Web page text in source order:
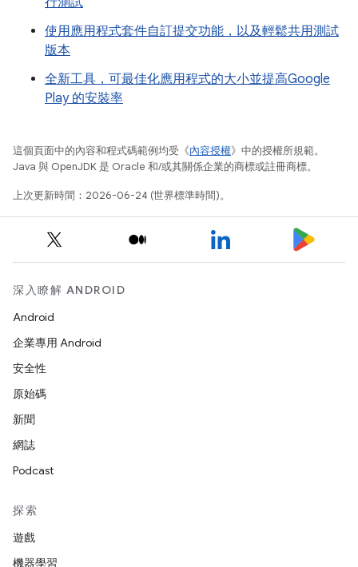
使用應用程式套件自訂提交功能，以及輕鬆共用測試
版本
全新工具，可最佳化應用程式的大小並提高Google
Play 的安裝率
這個頁面中的內容和程式碼範例均受《內容授權》中的授權所規範。
Java 與 OpenJDK 是 Oracle 和/或其關係企業的商標或註冊商標。
上次更新時間：2026-06-24 (世界標準時間)。
深入瞭解 ANDROID
Android
企業專用 Android
安全性
原始碼
新聞
網誌
Podcast
探索
遊戲
機器學習